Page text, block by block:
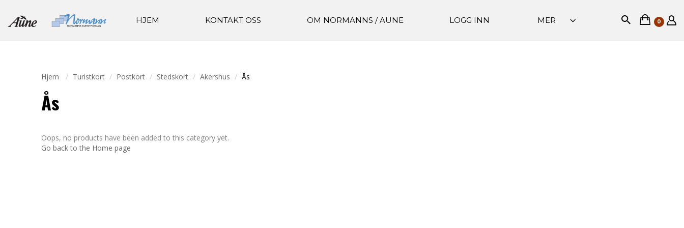
HJEM KONTAKT OSS OM NORMANNS / AUNE LOGG INN MER 0
Hjem Turistkort Postkort Stedskort Akershus Ås
Ås
Oops, no products have been added to this category yet.
Go back to the Home page